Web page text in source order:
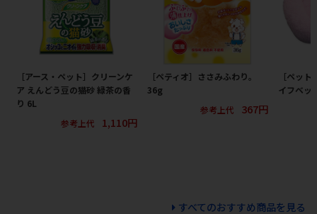
［アース・ペット］クリーンケ
ア えんどう豆の猫砂 緑茶の香
り 6L
参考上代
1,110円
［ペティオ］ささみふわり。
36g
参考上代
367円
［ペッ
イフベッ
すべてのおすすめ商品を見る